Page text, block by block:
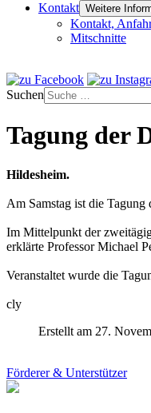
Kontakt Weitere
Kontakt,
Mitschnitte
Suchen
Tagung der
Hildesheim.
Am Samstag ist die
Im Mittelpunkt der
erklärte Professor Michael
Veranstaltet wurde die
cly
Erstellt am 27.
Förderer & Unterstützer